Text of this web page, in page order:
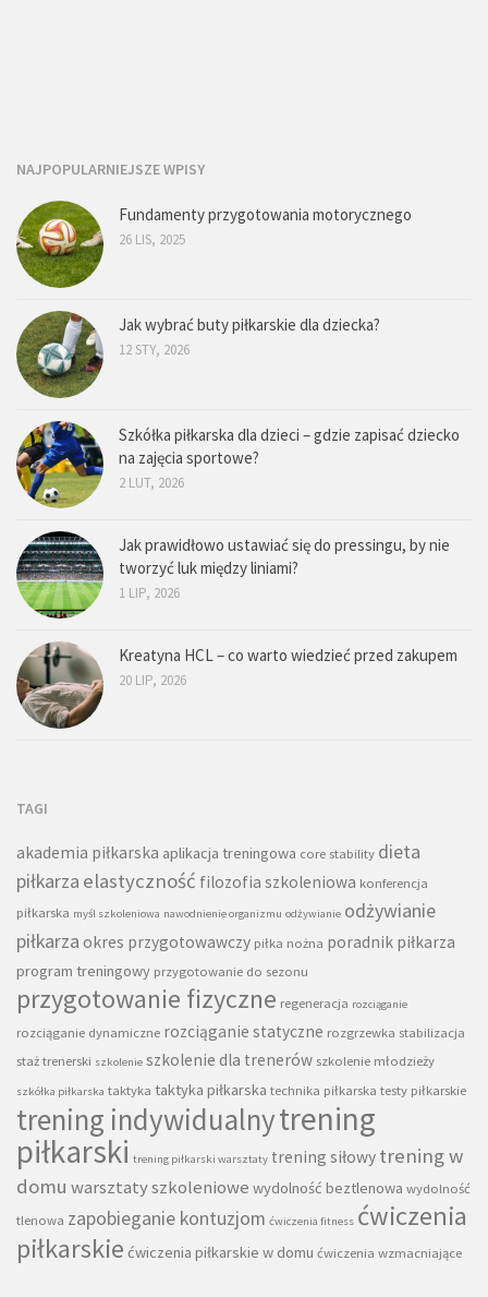
NAJPOPULARNIEJSZE WPISY
Fundamenty przygotowania motorycznego
26 LIS, 2025
Jak wybrać buty piłkarskie dla dziecka?
12 STY, 2026
Szkółka piłkarska dla dzieci – gdzie zapisać dziecko
na zajęcia sportowe?
2 LUT, 2026
Jak prawidłowo ustawiać się do pressingu, by nie
tworzyć luk między liniami?
1 LIP, 2026
Kreatyna HCL – co warto wiedzieć przed zakupem
20 LIP, 2026
TAGI
akademia piłkarska aplikacja treningowa core stability dieta
piłkarza elastyczność filozofia szkoleniowa konferencja
piłkarska myśl szkoleniowa nawodnienie organizmu odżywianie odżywianie
piłkarza okres przygotowawczy piłka nożna poradnik piłkarza
program treningowy przygotowanie do sezonu
przygotowanie fizyczne regeneracja rozciąganie
rozciąganie dynamiczne rozciąganie statyczne rozgrzewka stabilizacja
staż trenerski szkolenie szkolenie dla trenerów szkolenie młodzieży
szkółka piłkarska taktyka taktyka piłkarska technika piłkarska testy piłkarskie
trening indywidualnytrening
piłkarski trening piłkarski warsztaty trening siłowy trening w
domu warsztaty szkoleniowe wydolność beztlenowa wydolność
tlenowa zapobieganie kontuzjom ćwiczenia fitness ćwiczenia
piłkarskie ćwiczenia piłkarskie w domu ćwiczenia wzmacniające